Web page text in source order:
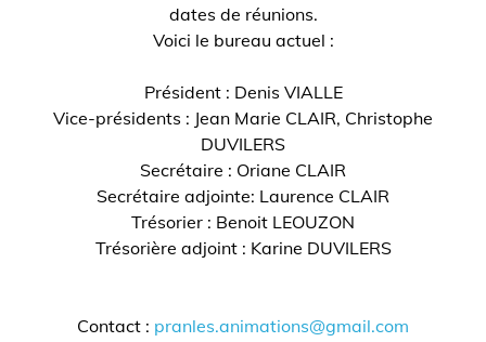
dates de réunions.
Voici le bureau actuel :
Président : Denis VIALLE
Vice-présidents : Jean Marie CLAIR, Christophe
DUVILERS
Secrétaire : Oriane CLAIR
Secrétaire adjointe: Laurence CLAIR
Trésorier : Benoit LEOUZON
Trésorière adjoint : Karine DUVILERS
Contact : pranles.animations@gmail.com